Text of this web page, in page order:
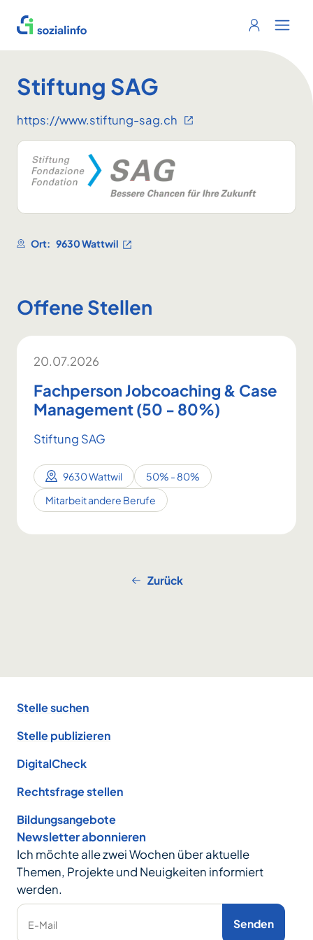
Sozialinfo
Login
Stiftung SAG
https://www.stiftung-sag.ch
Ort: 9630 Wattwil
Offene Stellen
20.07.2026
Fachperson Jobcoaching & Case
Management (50 - 80%)
Stiftung SAG
9630 Wattwil
50% - 80%
Mitarbeit andere Berufe
Zurück
Stelle suchen
Stelle publizieren
DigitalCheck
Rechtsfrage stellen
Bildungsangebote
Newsletter abonnieren
Ich möchte alle zwei Wochen über aktuelle
Themen, Projekte und Neuigkeiten informiert
werden.
E-Mail Senden